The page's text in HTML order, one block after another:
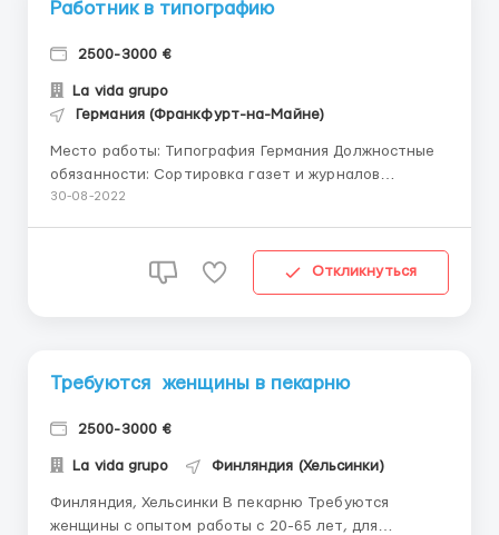
Работник в типографию
2500-3000 €
La vida grupo
Германия (Франкфурт-на-Майне)
Место работы: Типография Германия Должностные
обязанности: Сортировка газет и журналов
Упаковка газет и журналов Требования: Мужчины,
Оплата 10€/час (нетто) Довоз до работы и с работы
30-08-2022
Откликнуться
Требуются женщины в пекарню
2500-3000 €
La vida grupo Финляндия (Хельсинки)
Финляндия, Хельсинки В пекарню Требуются
женщины с опытом работы с 20-65 лет, для